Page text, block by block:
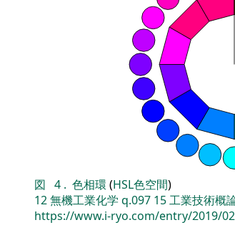
図 4 . 色相環 (HSL色空間)
12無機工業化学 q.097 15工業技術概
https://www.i-ryo.com/entry/2019/